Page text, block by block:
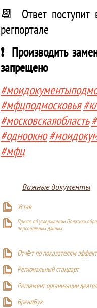
📆 Ответ
регпортале
❗️ Производить
запрещено
#мфцподмосковья
#московскаяобласть
#одноокно
#мфц
Важные документы
Устав
Приказ об утверждении Политики
персональных данных
Отчёт по показателям
Региональный стандарт
Регламент организации
БрендБук